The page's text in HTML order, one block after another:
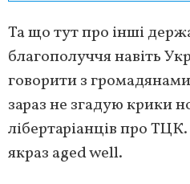
Та що тут про інші
благополуччя навіть
говорити з
зараз не згадую крики
лібертаріанців про
якраз aged well.